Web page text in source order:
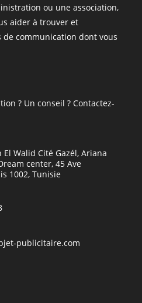
ou une association,
aider à trouver et
communication dont vous
? Un conseil ? Contactez-
Walid Cité Gazél, Ariana
center, 45 Ave
1002, Tunisie
publicitaire.com